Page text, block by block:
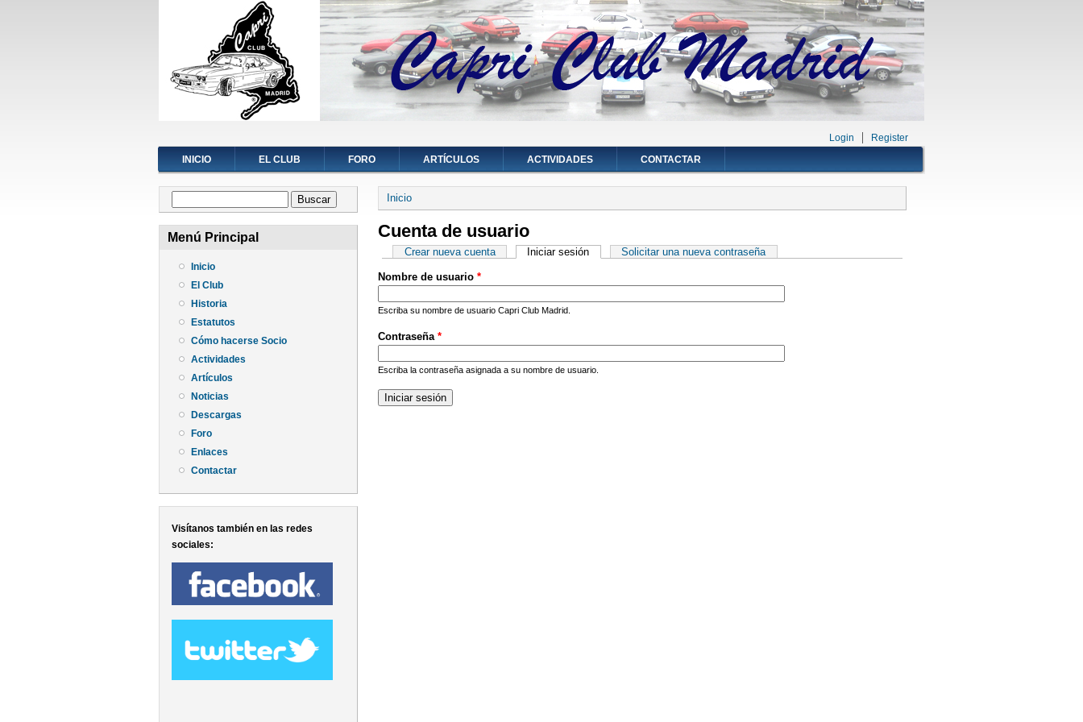
Login
Register
INICIO
EL CLUB FORO ARTÍCULOS ACTIVIDADES CONTACTAR
Formulario de búsqueda
Menú Principal
Inicio
El Club
Historia
Estatutos
Cómo hacerse Socio
Actividades
Artículos
Noticias
Descargas
Foro
Enlaces
Contactar
Visítanos también en las redes
sociales:
Se encuentra usted aquí
Inicio
Cuenta de usuario
Solapas principales
Crear nueva cuenta Iniciar sesión (solapa activa)
Solicitar una nueva contraseña
Nombre de usuario *
Escriba su nombre de usuario Capri Club Madrid.
Contraseña *
Escriba la contraseña asignada a su nombre de usuario.